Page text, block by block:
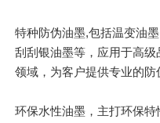
特种防伪油墨,包括温变油
刮刮银油墨等，应用于高
领域，为客户提供专业的防
环保水性油墨，主打环保